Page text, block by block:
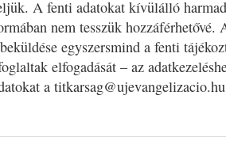
A fenti adatokat kívülálló
nem tesszük hozzáférhetővé.
egyszersmind a fenti
elfogadását – az
a